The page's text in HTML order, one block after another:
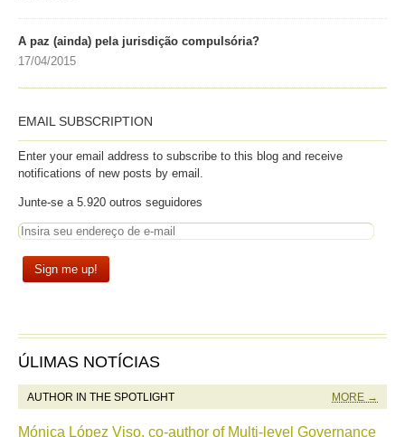
A paz (ainda) pela jurisdição compulsória?
17/04/2015
EMAIL SUBSCRIPTION
Enter your email address to subscribe to this blog and receive
notifications of new posts by email.
Junte-se a 5.920 outros seguidores
ÚLIMAS NOTÍCIAS
AUTHOR IN THE SPOTLIGHT MORE →
Mónica López Viso, co-author of Multi-level Governance